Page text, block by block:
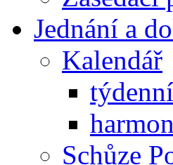
Jednání a
Kalendář
Schůze